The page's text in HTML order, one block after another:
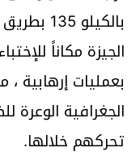
بالكيلو
الجيزة مكاناً
بعمليات إرهابية
الجغرافية
تحركهم خلالها.